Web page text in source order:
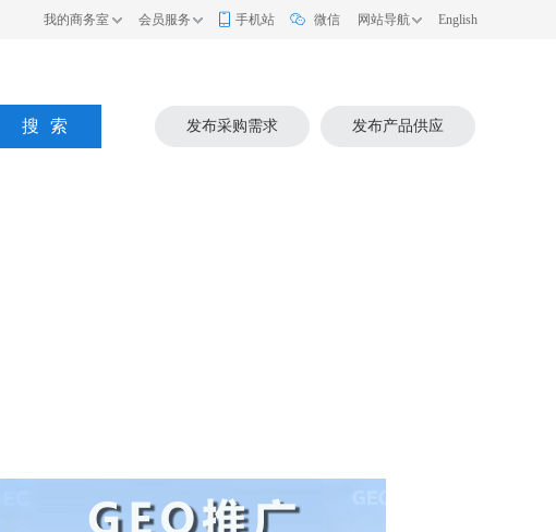
我的商务室 会员服务 手机站 微信 网站导航 English
搜索 发布采购需求 发布产品供应